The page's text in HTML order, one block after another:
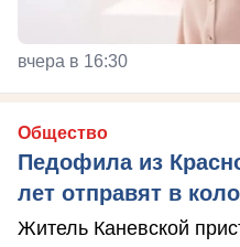
вчера в 16:30
Общество
Педофила из
лет отправят в
Житель Каневской